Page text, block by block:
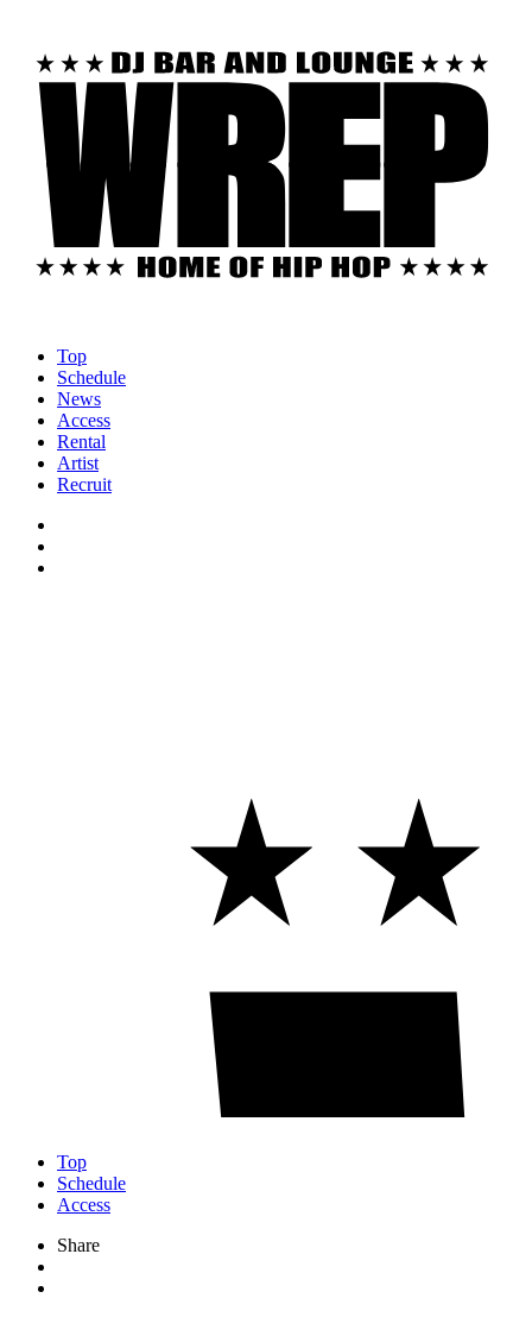
Top
Schedule
News
Access
Rental
Artist
Recruit
Top
Schedule
Access
Share